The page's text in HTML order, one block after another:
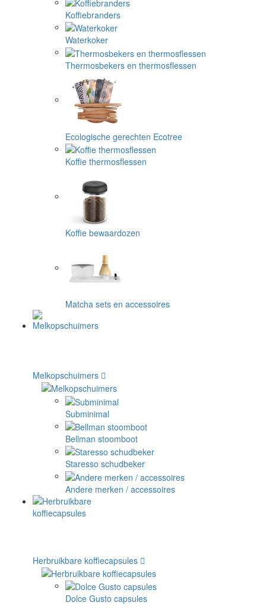
Koffiebranders
Waterkoker
Thermosbekers en thermosflessen
Ecologische gerechten Ecotree
Koffie thermosflessen
Koffie bewaardozen
Matcha sets en accessoires
Melkopschuimers
Subminimal
Bellman stoomboot
Staresso schudbeker
Andere merken / accessoires
Herbruikbare koffiecapsules
Dolce Gusto capsules